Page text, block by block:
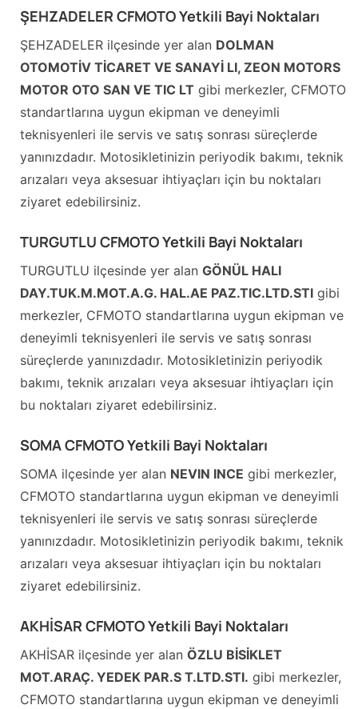
ŞEHZADELER CFMOTO Yetkili Bayi Noktaları
ŞEHZADELER ilçesinde yer alan DOLMAN
OTOMOTİV TİCARET VE SANAYİ LI, ZEON MOTORS
MOTOR OTO SAN VE TIC LT gibi merkezler, CFMOTO
standartlarına uygun ekipman ve deneyimli
teknisyenleri ile servis ve satış sonrası süreçlerde
yanınızdadır. Motosikletinizin periyodik bakımı, teknik
arızaları veya aksesuar ihtiyaçları için bu noktaları
ziyaret edebilirsiniz.
TURGUTLU CFMOTO Yetkili Bayi Noktaları
TURGUTLU ilçesinde yer alan GÖNÜL HALI
DAY.TUK.M.MOT.A.G. HAL.AE PAZ.TIC.LTD.STI gibi
merkezler, CFMOTO standartlarına uygun ekipman ve
deneyimli teknisyenleri ile servis ve satış sonrası
süreçlerde yanınızdadır. Motosikletinizin periyodik
bakımı, teknik arızaları veya aksesuar ihtiyaçları için
bu noktaları ziyaret edebilirsiniz.
SOMA CFMOTO Yetkili Bayi Noktaları
SOMA ilçesinde yer alan NEVIN INCE gibi merkezler,
CFMOTO standartlarına uygun ekipman ve deneyimli
teknisyenleri ile servis ve satış sonrası süreçlerde
yanınızdadır. Motosikletinizin periyodik bakımı, teknik
arızaları veya aksesuar ihtiyaçları için bu noktaları
ziyaret edebilirsiniz.
AKHİSAR CFMOTO Yetkili Bayi Noktaları
AKHİSAR ilçesinde yer alan ÖZLU BİSİKLET
MOT.ARAÇ. YEDEK PAR.S T.LTD.STI. gibi merkezler,
CFMOTO standartlarına uygun ekipman ve deneyimli